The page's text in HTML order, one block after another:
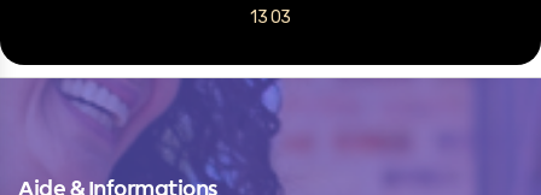
13 03
Aide & Informations